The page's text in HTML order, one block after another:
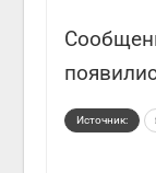
Источник: